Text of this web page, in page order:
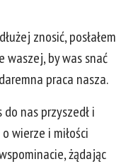
znosić, posłałem
waszej, by was snać
praca nasza.
nas przyszedł i
wierze i miłości
żądając